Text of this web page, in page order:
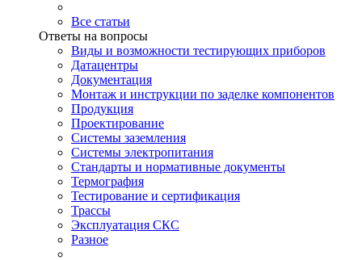
Все статьи
Ответы на вопросы
Виды и возможности тестирующих приборов
Датацентры
Документация
Монтаж и инструкции по заделке компонентов
Продукция
Проектирование
Системы заземления
Системы электропитания
Стандарты и нормативные документы
Термография
Тестирование и сертификация
Трассы
Эксплуатация СКС
Разное